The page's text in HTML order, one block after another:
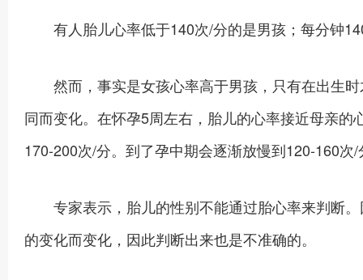
有人胎儿心率低于140次/分的是男孩；每分钟
然而，事实是女孩心率高于男孩，只有在出生时
同而变化。在怀孕5周左右，胎儿的心率接近母亲
170-200次/分。到了孕中期会逐渐放慢到120-160次/
专家表示，胎儿的性别不能通过胎心率来判断。
的变化而变化，因此判断出来也是不准确的。